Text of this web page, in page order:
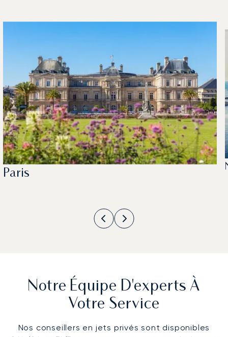
Paris
Notre Équipe D'experts À
Votre Service
Nos conseillers en jets privés sont disponibles